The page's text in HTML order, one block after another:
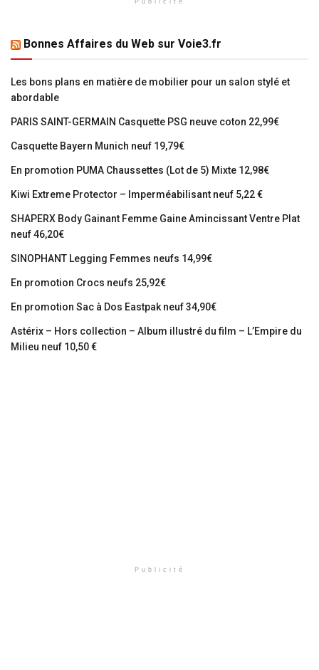
Publicité
Bonnes Affaires du Web sur Voie3.fr
Les bons plans en matière de mobilier pour un salon stylé et
abordable
PARIS SAINT-GERMAIN Casquette PSG neuve coton 22,99€
Casquette Bayern Munich neuf 19,79€
En promotion PUMA Chaussettes (Lot de 5) Mixte 12,98€
Kiwi Extreme Protector – Imperméabilisant neuf 5,22 €
SHAPERX Body Gainant Femme Gaine Amincissant Ventre Plat
neuf 46,20€
SINOPHANT Legging Femmes neufs 14,99€
En promotion Crocs neufs 25,92€
En promotion Sac à Dos Eastpak neuf 34,90€
Astérix – Hors collection – Album illustré du film – L’Empire du
Milieu neuf 10,50 €
Publicité